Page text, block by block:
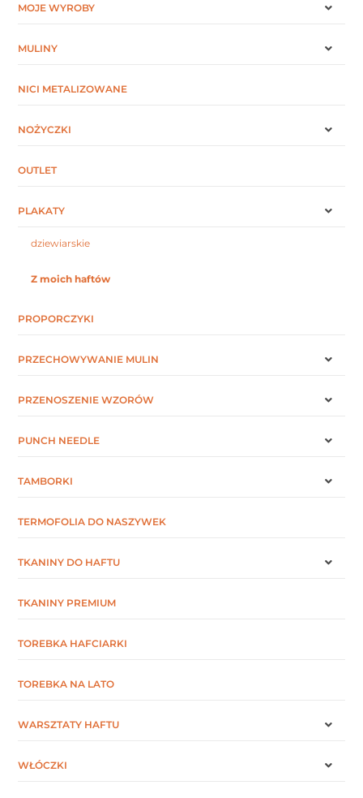
MOJE WYROBY
MULINY
NICI METALIZOWANE
NOŻYCZKI
OUTLET
PLAKATY
dziewiarskie
Z moich haftów
PROPORCZYKI
PRZECHOWYWANIE MULIN
PRZENOSZENIE WZORÓW
PUNCH NEEDLE
TAMBORKI
TERMOFOLIA DO NASZYWEK
TKANINY DO HAFTU
TKANINY PREMIUM
TOREBKA HAFCIARKI
TOREBKA NA LATO
WARSZTATY HAFTU
WŁÓCZKI